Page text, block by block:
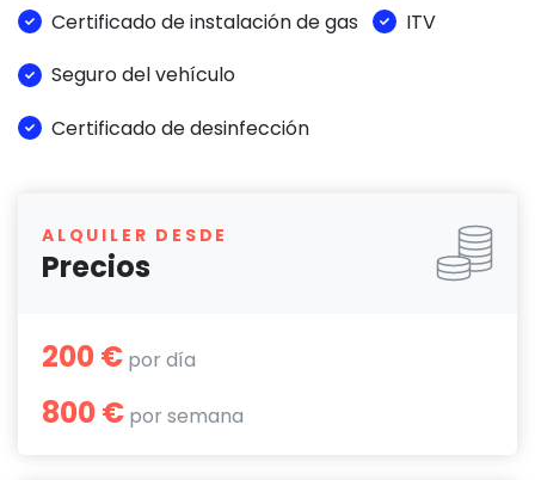
Certificado de instalación de gas
ITV
Seguro del vehículo
Certificado de desinfección
ALQUILER DESDE
Precios
200 € por día
800 € por semana